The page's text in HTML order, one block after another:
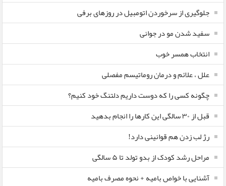
جلوگیری از سرخوردن اتومبیل در روزهای برفی
سفید شدن مو در جوانی
انتخاب همسر خوب
علل ، علائم و درمان روماتیسم مفصلی
چگونه کسی را که دوست داریم دلتنگ خود کنیم؟
قبل از ۳۰ سالگی این کارها را انجام بدهید
رژ لب زدن هم قوانینی دارد!
مراحل رشد کودک از بدو تولد تا ۵ سالگی
آشنایی با خواص بامیه + نحوه مصرف بامیه